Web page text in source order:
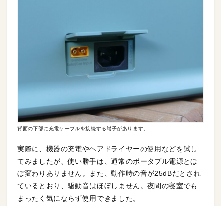
背面の下部に充電ケーブルを接続する端子があります。
実際に、機器の充電やヘアドライヤーの使用などを試し
てみましたが、使い勝手は、通常のポータブル電源とほ
ぼ変わりありません。また、動作時の音が25dBだとされ
ているとおり、駆動音はほぼしません。夜間の寝室でも
まったく気にならず使用できました。